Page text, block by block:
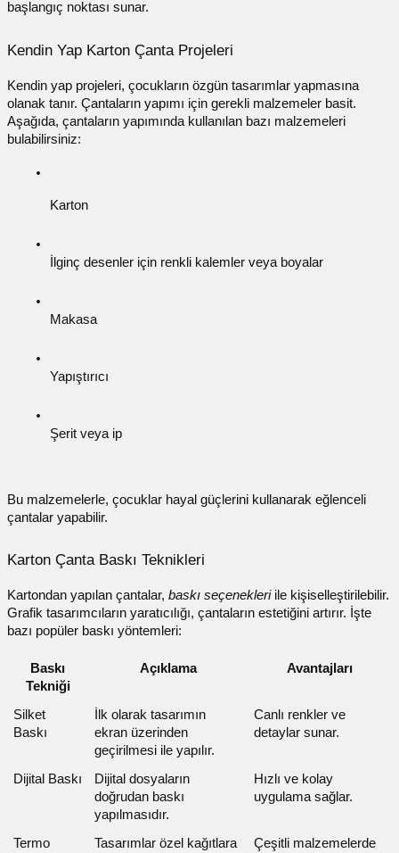
başlangıç noktası sunar.
Kendin Yap Karton Çanta Projeleri
Kendin yap projeleri, çocukların özgün tasarımlar yapmasına
olanak tanır. Çantaların yapımı için gerekli malzemeler basit.
Aşağıda, çantaların yapımında kullanılan bazı malzemeleri
bulabilirsiniz:
Karton
İlginç desenler için renkli kalemler veya boyalar
Makasa
Yapıştırıcı
Şerit veya ip
Bu malzemelerle, çocuklar hayal güçlerini kullanarak eğlenceli
çantalar yapabilir.
Karton Çanta Baskı Teknikleri
Kartondan yapılan çantalar, baskı seçenekleriile kişiselleştirilebilir.
Grafik tasarımcıların yaratıcılığı, çantaların estetiğini artırır. İşte
bazı popüler baskı yöntemleri:
Baskı
Tekniği
Açıklama Avantajları
Silket
Baskı
İlk olarak tasarımın
ekran üzerinden
geçirilmesi ile yapılır.
Canlı renkler ve
detaylar sunar.
Dijital Baskı
Dijital dosyaların
doğrudan baskı
yapılmasıdır.
Hızlı ve kolay
uygulama sağlar.
Termo
Tasarımlar özel kağıtlara
Çeşitli malzemelerde